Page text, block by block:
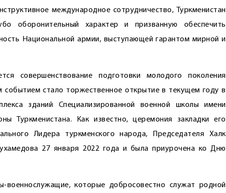
международное сотрудничество, Туркменистан
оборонительный характер и призванную обеспечить
Национальной армии, выступающей гарантом мирной и
совершенствование подготовки молодого поколения
стало торжественное открытие в текущем году в
зданий Специализированной военной школы имени
Туркменистана. Как известно, церемония закладки его
Лидера туркменского народа, Председателя Халк
27 января 2022 года и была приурочена ко Дню
военнослужащие, которые добросовестно служат родной